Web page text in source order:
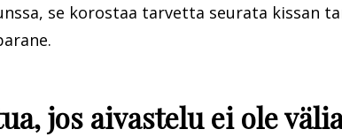
se korostaa tarvetta seurata kissan
jos aivastelu ei ole